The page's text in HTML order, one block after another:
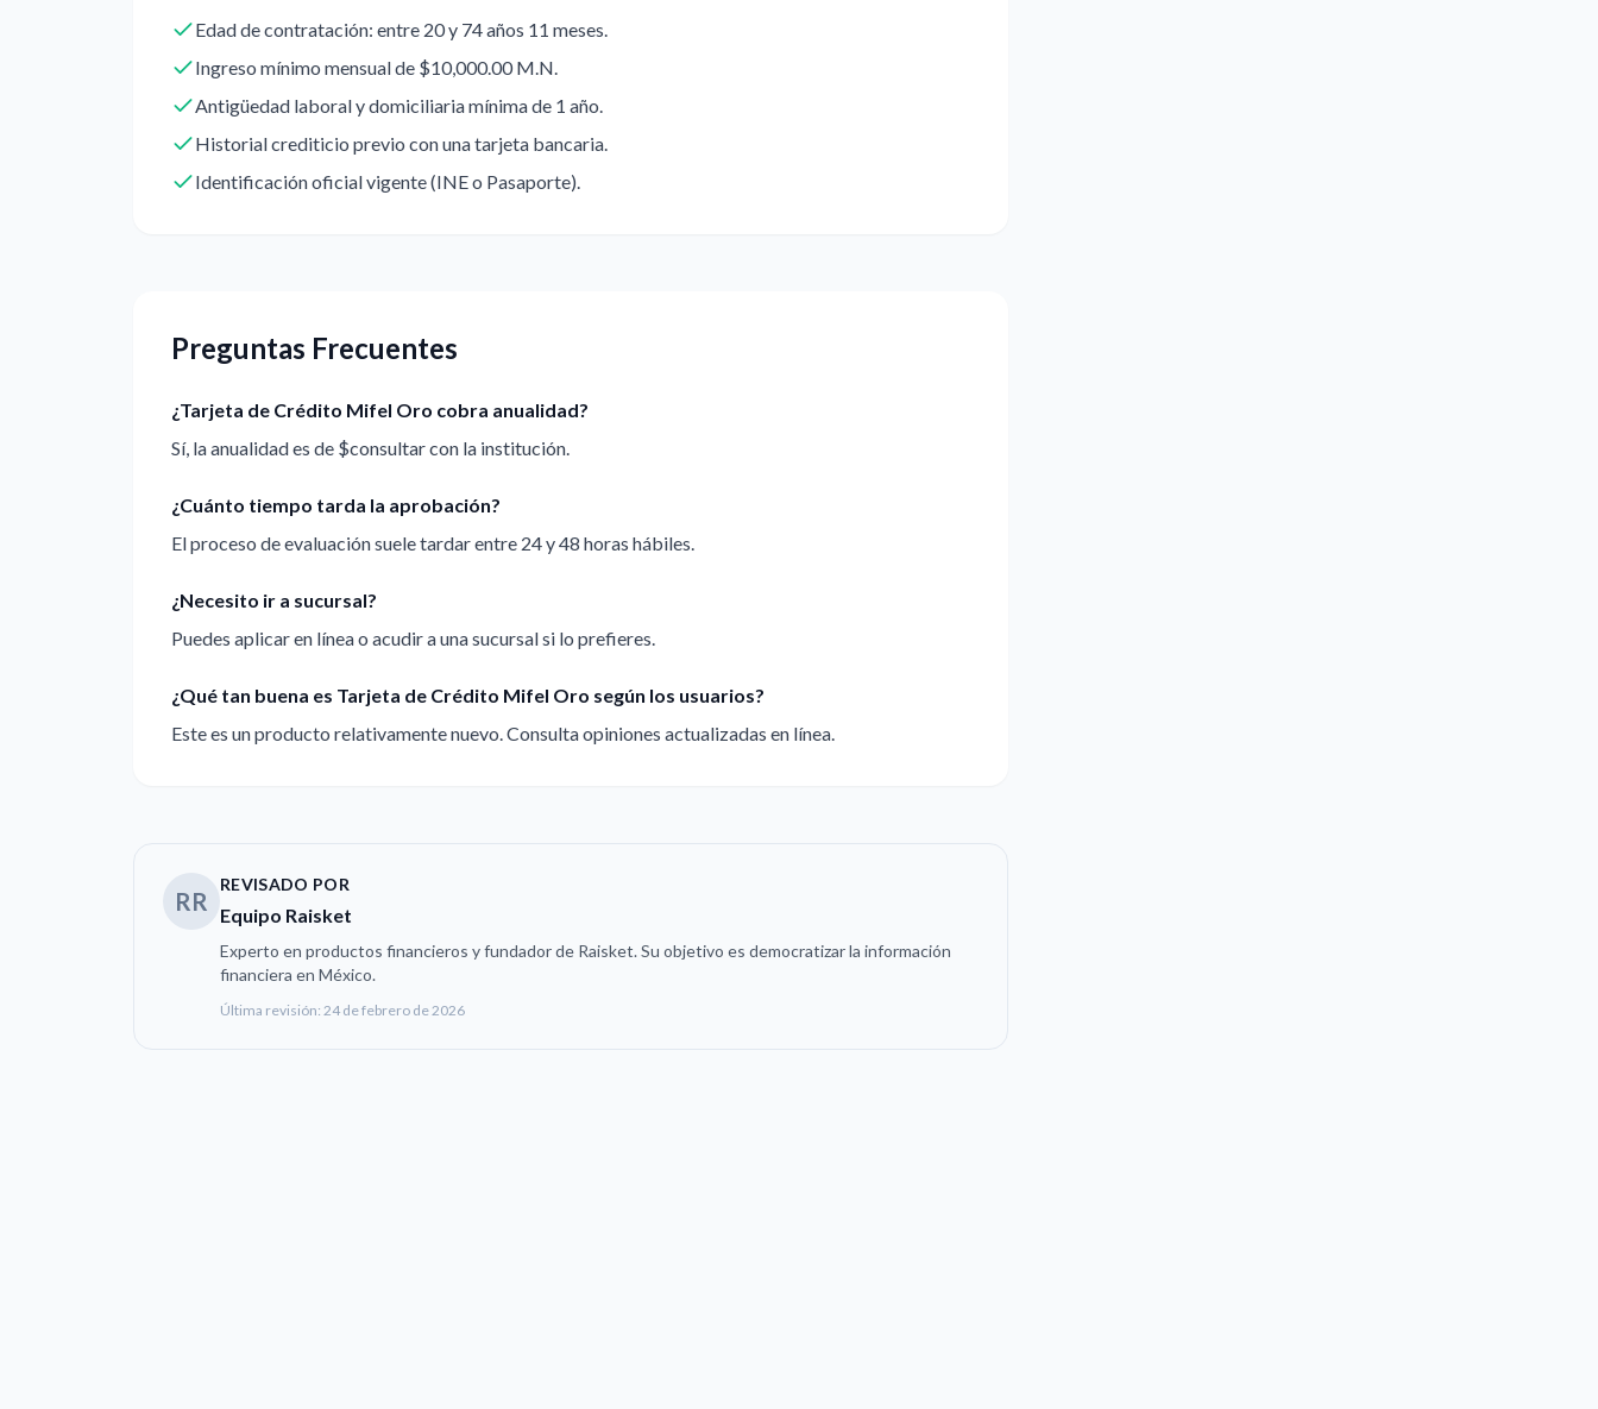
Edad de contratación: entre 20 y 74 años 11 meses.
Ingreso mínimo mensual de $10,000.00 M.N.
Antigüedad laboral y domiciliaria mínima de 1 año.
Historial crediticio previo con una tarjeta bancaria.
Identificación oficial vigente (INE o Pasaporte).
Preguntas Frecuentes
¿Tarjeta de Crédito Mifel Oro cobra anualidad?
Sí, la anualidad es de $consultar con la institución.
¿Cuánto tiempo tarda la aprobación?
El proceso de evaluación suele tardar entre 24 y 48 horas hábiles.
¿Necesito ir a sucursal?
Puedes aplicar en línea o acudir a una sucursal si lo prefieres.
¿Qué tan buena es Tarjeta de Crédito Mifel Oro según los usuarios?
Este es un producto relativamente nuevo. Consulta opiniones actualizadas en línea.
RR
REVISADO POR
Equipo Raisket
Experto en productos financieros y fundador de Raisket. Su objetivo es democratizar la información
financiera en México.
Última revisión: 24 de febrero de 2026